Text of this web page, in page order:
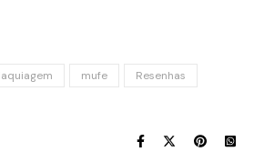
mufe
Resenhas